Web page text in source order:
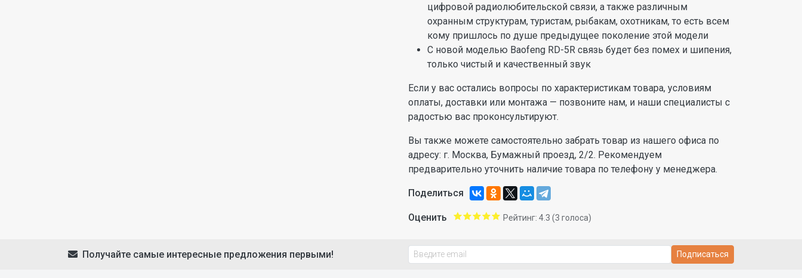
цифровой радиолюбительской связи, а также различным
охранным структурам, туристам, рыбакам, охотникам, то есть всем
кому пришлось по душе предыдущее поколение этой модели
С новой моделью Baofeng RD-5R связь будет без помех и шипения,
только чистый и качественный звук
Если у вас остались вопросы по характеристикам товара, условиям
оплаты, доставки или монтажа — позвоните нам, и наши специалисты с
радостью вас проконсультируют.
Вы также можете самостоятельно забрать товар из нашего офиса по
адресу: г. Москва, Бумажный проезд, 2/2. Рекомендуем
предварительно уточнить наличие товара по телефону у менеджера.
Поделиться
Оценить Рейтинг: 4.3 (3 голоса)
Получайте самые интересные предложения первыми! Подписаться